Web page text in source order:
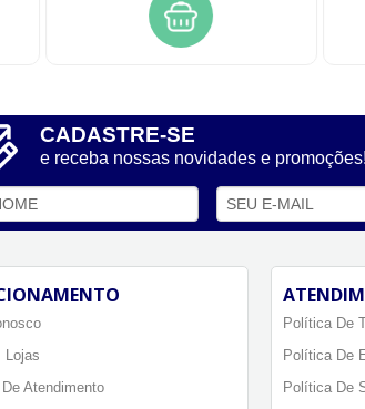
CADASTRE-SE
e receba nossas novidades e promoções!
Lojas
Atendimento
Política De
Política De
Política De